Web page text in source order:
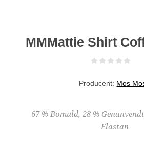
MMMattie Shirt
Producent: Mos
67 % Bomuld, 28 %
Elastan